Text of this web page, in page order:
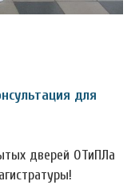
для
дверей ОТиПЛа